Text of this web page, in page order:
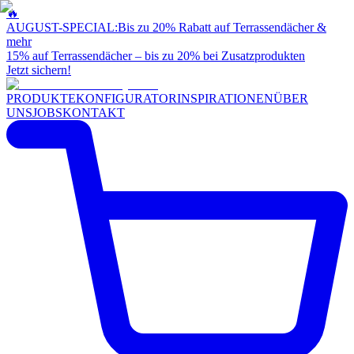
🔥
AUGUST-SPECIAL:Bis zu 20% Rabatt auf Terrassendächer &
mehr
15% auf Terrassendächer – bis zu 20% bei Zusatzprodukten
Jetzt sichern!
PRODUKTEKONFIGURATORINSPIRATIONENÜBER
UNSJOBSKONTAKT